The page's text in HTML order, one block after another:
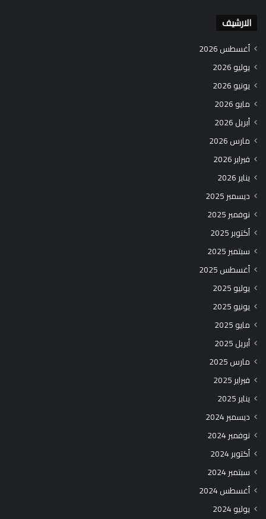
الارشيف
أغسطس 2026
يوليو 2026
يونيو 2026
مايو 2026
أبريل 2026
مارس 2026
فبراير 2026
يناير 2026
ديسمبر 2025
نوفمبر 2025
أكتوبر 2025
سبتمبر 2025
أغسطس 2025
يوليو 2025
يونيو 2025
مايو 2025
أبريل 2025
مارس 2025
فبراير 2025
يناير 2025
ديسمبر 2024
نوفمبر 2024
أكتوبر 2024
سبتمبر 2024
أغسطس 2024
يوليو 2024